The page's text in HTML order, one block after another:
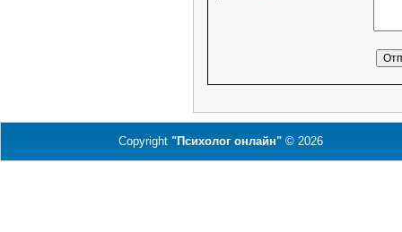
Copyright "Психолог онлайн"© 2026